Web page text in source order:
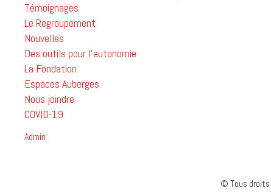
Témoignages
Le Regroupement
Nouvelles
Des outils pour l'autonomie
La Fondation
Espaces Auberges
Nous joindre
COVID-19
Admin
© Tous droits